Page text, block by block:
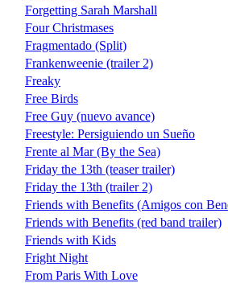
Forgetting Sarah Marshall
Four Christmases
Fragmentado (Split)
Frankenweenie (trailer 2)
Freaky
Free Birds
Free Guy (nuevo avance)
Freestyle: Persiguiendo un Sueño
Frente al Mar (By the Sea)
Friday the 13th (teaser trailer)
Friday the 13th (trailer 2)
Friends with Benefits (Amigos con
Friends with Benefits (red band trailer)
Friends with Kids
Fright Night
From Paris With Love